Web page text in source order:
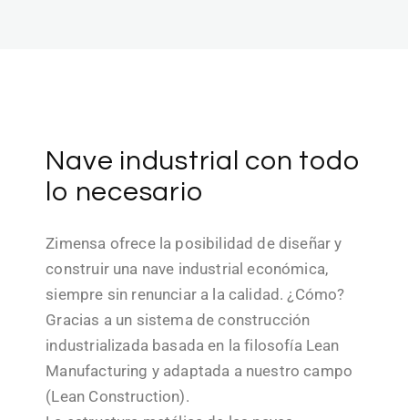
Nave industrial con todo
lo necesario
Zimensa ofrece la posibilidad de diseñar y
construir una nave industrial económica,
siempre sin renunciar a la calidad. ¿Cómo?
Gracias a un sistema de construcción
industrializada basada en la filosofía Lean
Manufacturing y adaptada a nuestro campo
(Lean Construction).